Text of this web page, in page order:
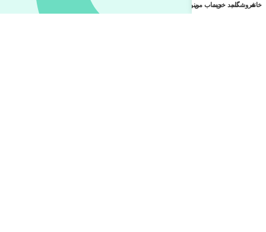
خانهفروشگاهسبد خریدحساب منمنو